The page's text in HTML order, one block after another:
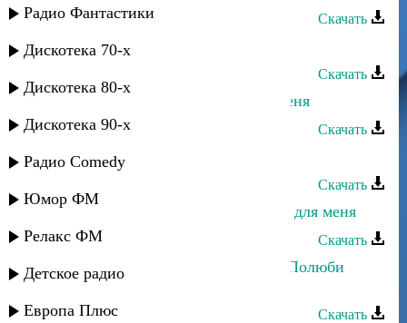
Радио Фантастики
Дискотека 70-х
Дискотека 80-х
Дискотека 90-х
Радио Comedy
Юмор ФМ
Релакс ФМ
Детское радио
Европа Плюс
Скачать
Издаг - Услышь меня
Скачать
Dj Nariman - Майя - Не забывай меня
Скачать
Айшат Магомедова - Прости меня
Скачать
Айшат Магомедова - Ты создан не для меня
Скачать
Марианна и Апанди Магомедов - Полюби
Скачать